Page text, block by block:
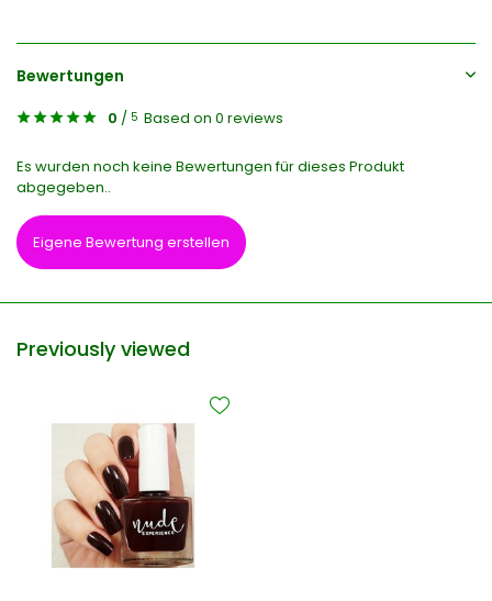
Bewertungen
0 / 5 Based on 0 reviews
Es wurden noch keine Bewertungen für dieses Produkt
abgegeben..
Eigene Bewertung erstellen
Previously viewed